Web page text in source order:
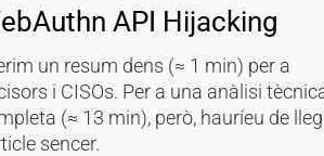
API Hijacking
un resum dens (≈ 1 min) per a
i CISOs. Per a una anàlisi
(≈ 13 min), però, hauríeu de
sencer.